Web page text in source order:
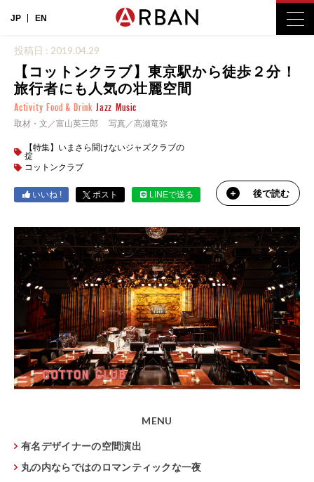
JP EN
投稿日 : 2019.04.29
【コットンクラブ】東京駅から徒歩２分！
旅行者にも人気の壮麗空間
Activity Food & Drink Jazz Music
取材・文／富山英三郎 写真／高瀬竜弥
【特集】いまさら聞けないジャズクラブの
掟
コットンクラブ
いいね ! ポスト LINEで送る 後で読む
MENU
有名デザイナーの空間演出
丸の内ならではのロマンティックな一夜